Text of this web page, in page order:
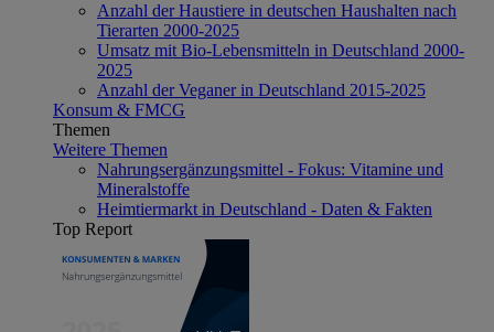
Anzahl der Haustiere in deutschen Haushalten nach
Tierarten 2000-2025
Umsatz mit Bio-Lebensmitteln in Deutschland 2000-
2025
Anzahl der Veganer in Deutschland 2015-2025
Konsum & FMCG
Themen
Weitere Themen
Nahrungsergänzungsmittel - Fokus: Vitamine und
Mineralstoffe
Heimtiermarkt in Deutschland - Daten & Fakten
Top Report